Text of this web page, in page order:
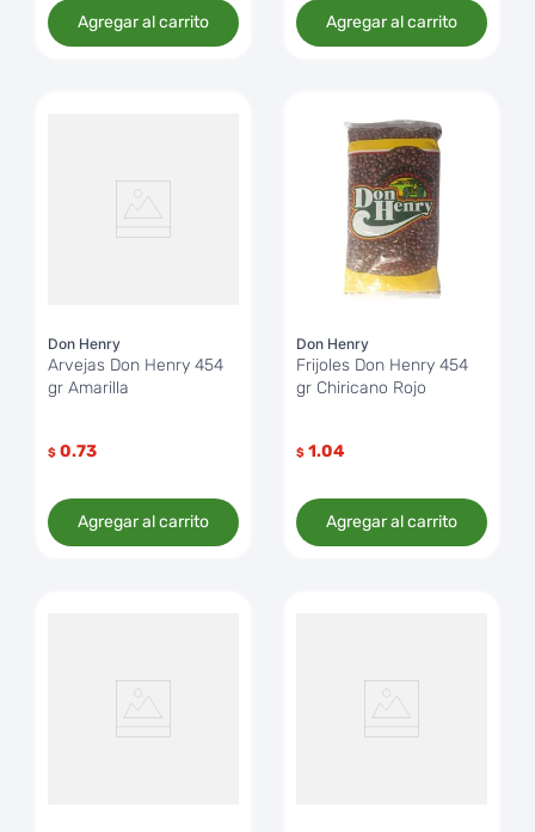
Agregar al carrito Agregar al carrito
Don Henry
Arvejas Don Henry 454
gr Amarilla
$ 0.73
Agregar al carrito
Don Henry
Frijoles Don Henry 454
gr Chiricano Rojo
$ 1.04
Agregar al carrito